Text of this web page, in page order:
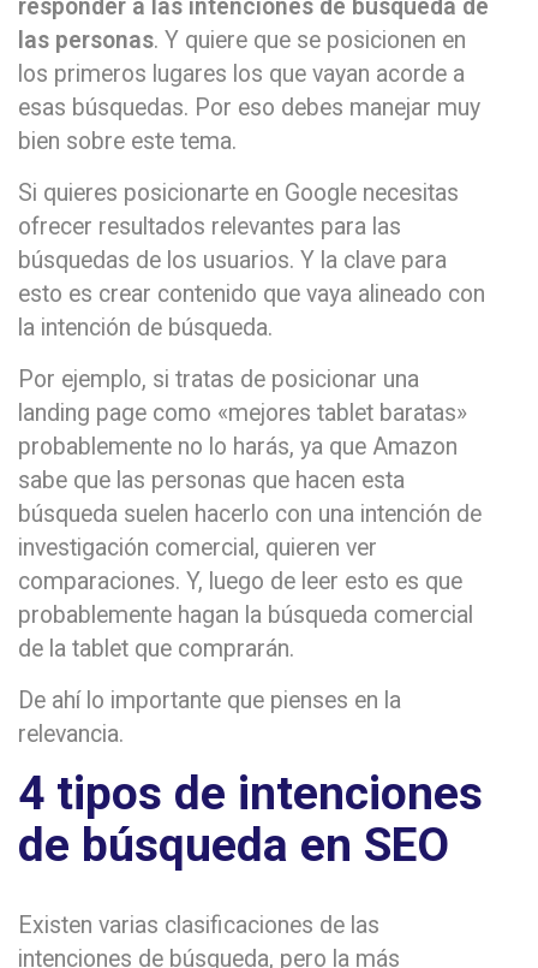
responder a las intenciones de búsqueda de
las personas. Y quiere que se posicionen en
los primeros lugares los que vayan acorde a
esas búsquedas. Por eso debes manejar muy
bien sobre este tema.
Si quieres posicionarte en Google necesitas
ofrecer resultados relevantes para las
búsquedas de los usuarios. Y la clave para
esto es crear contenido que vaya alineado con
la intención de búsqueda.
Por ejemplo, si tratas de posicionar una
landing page como «mejores tablet baratas»
probablemente no lo harás, ya que Amazon
sabe que las personas que hacen esta
búsqueda suelen hacerlo con una intención de
investigación comercial, quieren ver
comparaciones. Y, luego de leer esto es que
probablemente hagan la búsqueda comercial
de la tablet que comprarán.
De ahí lo importante que pienses en la
relevancia.
4 tipos de intenciones
de búsqueda en SEO
Existen varias clasificaciones de las
intenciones de búsqueda, pero la más